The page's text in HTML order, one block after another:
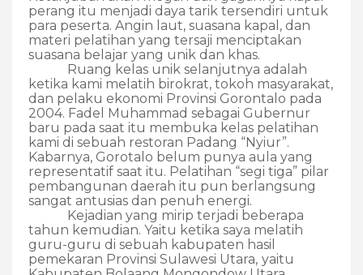
perang itu menjadi daya tarik tersendiri untuk
para peserta. Angin laut, suasana kapal, dan
materi pelatihan yang tersaji menciptakan
suasana belajar yang unik dan khas.
Ruang kelas unik selanjutnya adalah
ketika kami melatih birokrat, tokoh masyarakat,
dan pelaku ekonomi Provinsi Gorontalo pada
2004. Fadel Muhammad sebagai Gubernur
baru pada saat itu membuka kelas pelatihan
kami di sebuah restoran Padang “Nyiur”.
Kabarnya, Gorotalo belum punya aula yang
representatif saat itu. Pelatihan “segi tiga” pilar
pembangunan daerah itu pun berlangsung
sangat antusias dan penuh energi.
Kejadian yang mirip terjadi beberapa
tahun kemudian. Yaitu ketika saya melatih
guru-guru di sebuah kabupaten hasil
pemekaran Provinsi Sulawesi Utara, yaitu